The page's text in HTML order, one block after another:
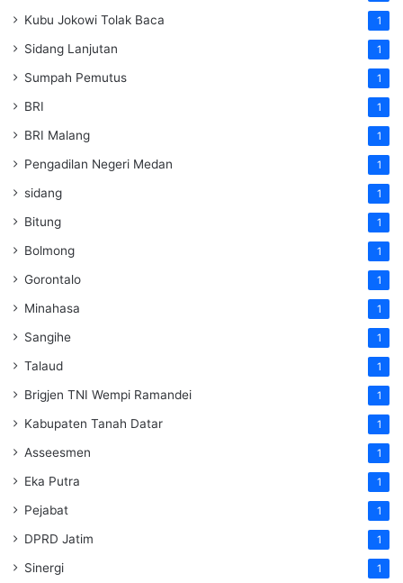
Kubu Jokowi Tolak Baca 1
Sidang Lanjutan 1
Sumpah Pemutus 1
BRI 1
BRI Malang 1
Pengadilan Negeri Medan 1
sidang 1
Bitung 1
Bolmong 1
Gorontalo 1
Minahasa 1
Sangihe 1
Talaud 1
Brigjen TNI Wempi Ramandei 1
Kabupaten Tanah Datar 1
Asseesmen 1
Eka Putra 1
Pejabat 1
DPRD Jatim 1
Sinergi 1